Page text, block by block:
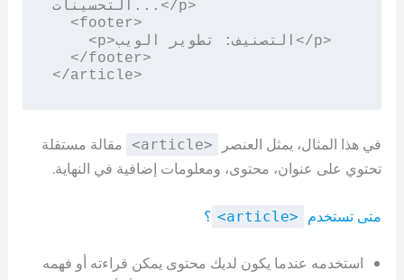
التحسينات...</p>
</article>
في هذا المثال، يمثل العنصر <article>
مقالة مستقلة
تحتوي على عنوان، محتوى، ومعلومات إضافية في النهاية.
متى تستخدم <article> ؟
استخدمه عندما يكون لديك محتوى يمكن قراءته أو فهمه